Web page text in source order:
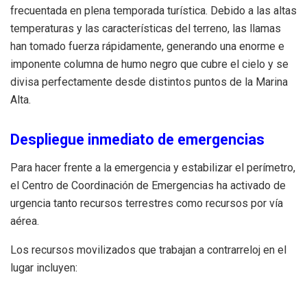
frecuentada en plena temporada turística. Debido a las altas
temperaturas y las características del terreno, las llamas
han tomado fuerza rápidamente, generando una enorme e
imponente columna de humo negro que cubre el cielo y se
divisa perfectamente desde distintos puntos de la Marina
Alta.
Despliegue inmediato de emergencias
Para hacer frente a la emergencia y estabilizar el perímetro,
el Centro de Coordinación de Emergencias ha activado de
urgencia tanto recursos terrestres como recursos por vía
aérea.
Los recursos movilizados que trabajan a contrarreloj en el
lugar incluyen: